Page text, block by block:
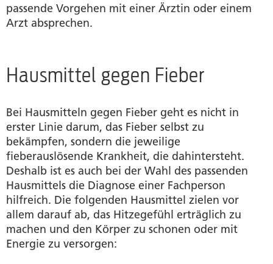
passende Vorgehen mit einer Ärztin oder einem
Arzt absprechen.
Hausmittel gegen Fieber
Bei Hausmitteln gegen Fieber geht es nicht in
erster Linie darum, das Fieber selbst zu
bekämpfen, sondern die jeweilige
fieberauslösende Krankheit, die dahintersteht.
Deshalb ist es auch bei der Wahl des passenden
Hausmittels die Diagnose einer Fachperson
hilfreich. Die folgenden Hausmittel zielen vor
allem darauf ab, das Hitzegefühl erträglich zu
machen und den Körper zu schonen oder mit
Energie zu versorgen: